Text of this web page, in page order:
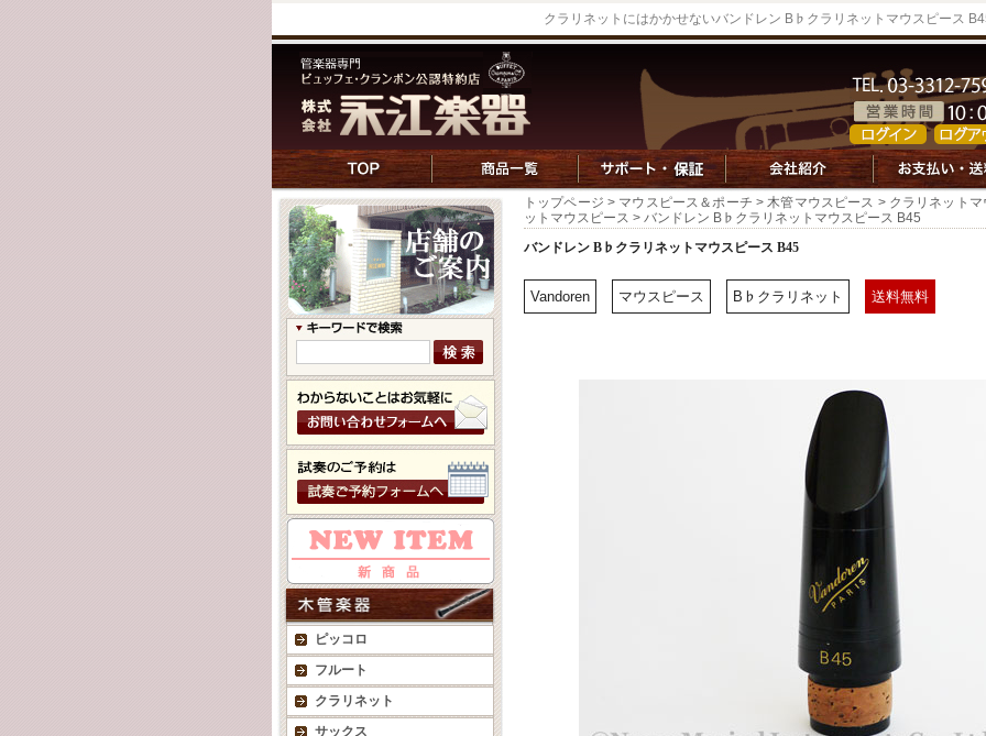
クラリネットにはかかせないバンドレン B♭クラリネットマウスピース
ピッコロ
フルート
クラリネット
サックス
トップページ > マウスピース＆ポーチ >木管マウスピース > クラリネット
ットマウスピース > バンドレン B♭クラリネットマウスピース B45
バンドレン B♭クラリネットマウスピース B45
Vandoren マウスピース B♭クラリネット 送料無料